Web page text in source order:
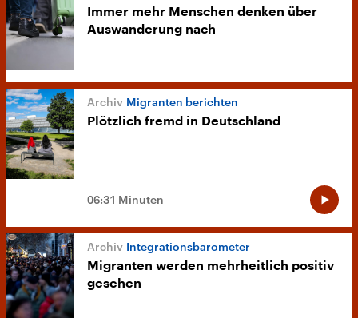
Immer mehr Menschen denken über
Auswanderung nach
Migranten berichten
Plötzlich fremd in Deutschland
06:31 Minuten
Integrationsbarometer
Migranten werden mehrheitlich positiv
gesehen